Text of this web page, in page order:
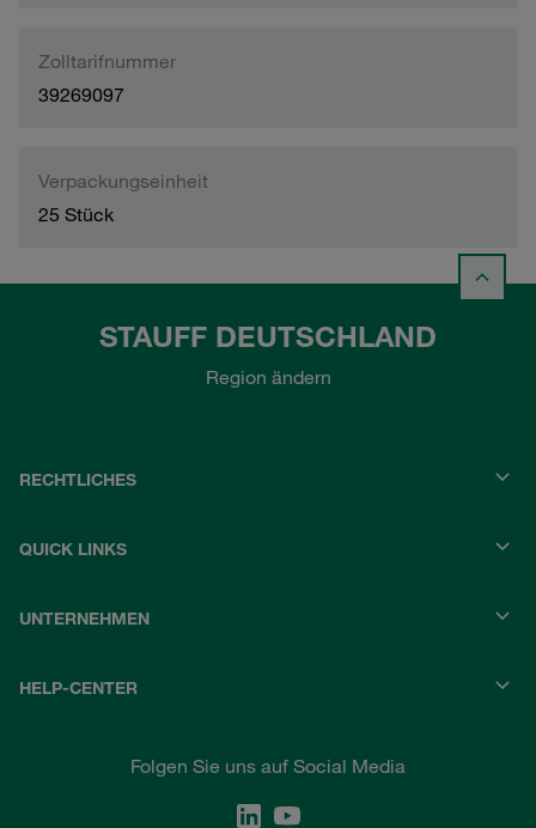
Zolltarifnummer
39269097
Verpackungseinheit
25 Stück
STAUFF DEUTSCHLAND
Region ändern
RECHTLICHES
QUICK LINKS
UNTERNEHMEN
HELP-CENTER
Folgen Sie uns auf Social Media